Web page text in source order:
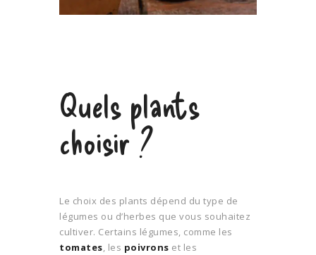
Quels plants
choisir ?
Le choix des plants dépend du type de
légumes ou d’herbes que vous souhaitez
cultiver. Certains légumes, comme les
tomates, les poivrons et les